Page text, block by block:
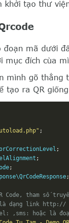
khởi tạo thư
đoạn mã dưới
mục đích cùa
mình gõ
tạo ra QR
;
;
;
;
;
Code, tham số
là dạng link
,sms: hoặc là